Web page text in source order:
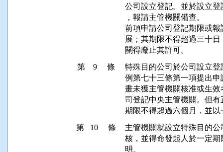
公司設立登記。並於設立
，報請主管機關備查。
前項申請公司登記期限或
展；其期限不得超過三十
第 9 條
特殊目的公司於公司設立
例第七十三條第一項提出
畫未獲主管機關核准或生
司登記中央主管機關。但
第 10 條
主管機關就設立特殊目的
核，並得命發起人於一定